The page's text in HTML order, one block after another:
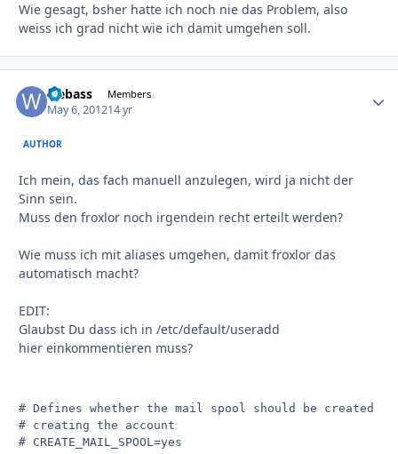
Wie gesagt, bsher hatte ich noch nie das Problem, also
weiss ich grad nicht wie ich damit umgehen soll.
webass Members
May 6, 201214 yr
AUTHOR
Ich mein, das fach manuell anzulegen, wird ja nicht der
Sinn sein.
Muss den froxlor noch irgendein recht erteilt werden?
Wie muss ich mit aliases umgehen, damit froxlor das
automatisch macht?
EDIT:
Glaubst Du dass ich in /etc/default/useradd
hier einkommentieren muss?
# Defines whether the mail spool should be created
# creating the account